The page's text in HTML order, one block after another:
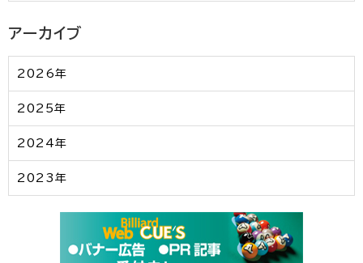
アーカイブ
2026年
2025年
2024年
2023年